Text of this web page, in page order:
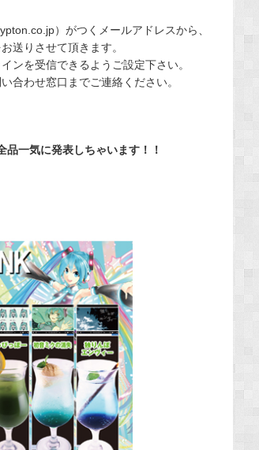
）がつくメールアドレスから、
送りさせて頂きます。
ンを受信できるようご設定下さい。
合わせ窓口までご連絡ください。
一気に発表しちゃいます！！